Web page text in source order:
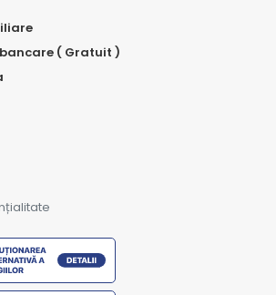
( Gratuit )